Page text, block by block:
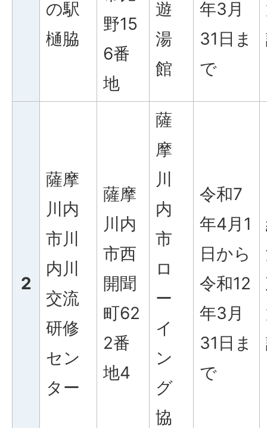
の駅
樋脇
野15
6番
地
遊
湯
館
年3月
31日ま
で
2
薩摩
川内
市川
内川
交流
研修
セン
ター
薩摩
川内
市西
開聞
町62
2番
地4
薩
摩
川
内
市
ロ
ー
イ
ン
グ
協
令和7
年4月1
日から
令和12
年3月
31日ま
で